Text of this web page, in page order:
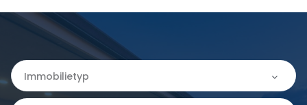
Immobilietyp